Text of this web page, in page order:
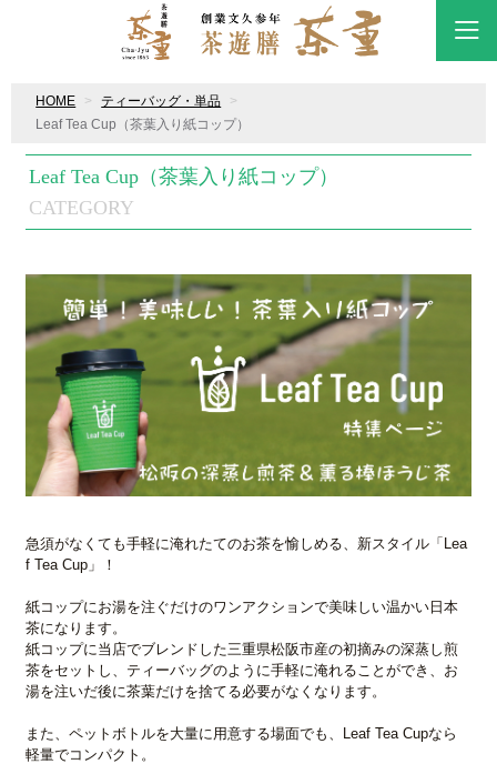
HOME
ティーバッグ・単品
Leaf Tea Cup（茶葉入り紙コップ）
CATEGORY
Leaf Tea Cup（茶葉入り紙コップ）
急須がなくても手軽に淹れたてのお茶を愉しめる、新スタイル「Lea
f Tea Cup」！
紙コップにお湯を注ぐだけのワンアクションで美味しい温かい日本
茶になります。
紙コップに当店でブレンドした三重県松阪市産の初摘みの深蒸し煎
茶をセットし、ティーバッグのように手軽に淹れることができ、お
湯を注いだ後に茶葉だけを捨てる必要がなくなります。
また、ペットボトルを大量に用意する場面でも、Leaf Tea Cupなら
軽量でコンパクト。